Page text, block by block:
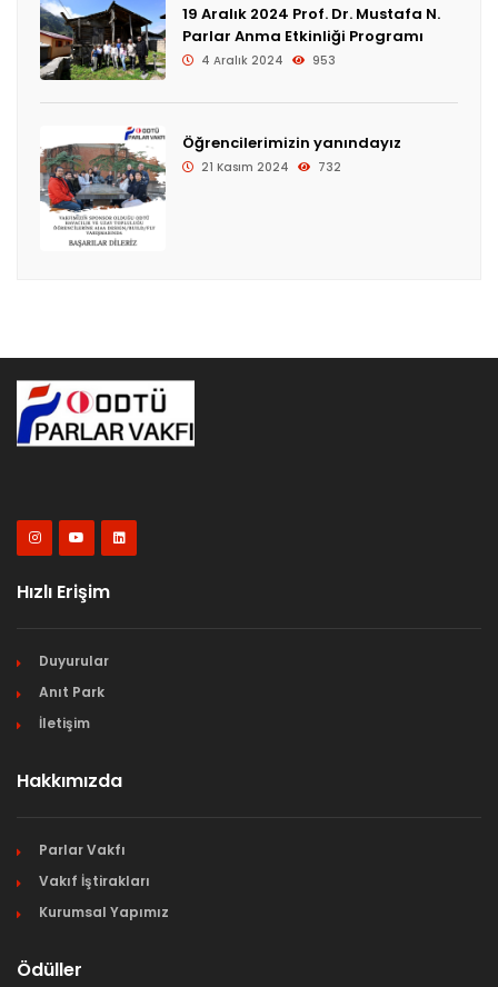
19 Aralık 2024 Prof. Dr. Mustafa N.
Parlar Anma Etkinliği Programı
4 Aralık 2024 953
Öğrencilerimizin yanındayız
21 Kasım 2024 732
Hızlı Erişim
Duyurular
Anıt Park
İletişim
Hakkımızda
Parlar Vakfı
Vakıf İştirakları
Kurumsal Yapımız
Ödüller